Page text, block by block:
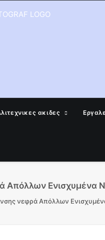
ακιδες
Απόλλων Ενισχυμένα
νεφρά Απόλλων